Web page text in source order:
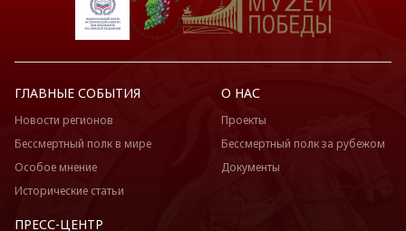
ГЛАВНЫЕ СОБЫТИЯ
Новости регионов
Бессмертный полк в мире
Особое мнение
Исторические статьи
О НАС
Проекты
Бессмертный полк за рубежом
Документы
ПРЕСС-ЦЕНТР